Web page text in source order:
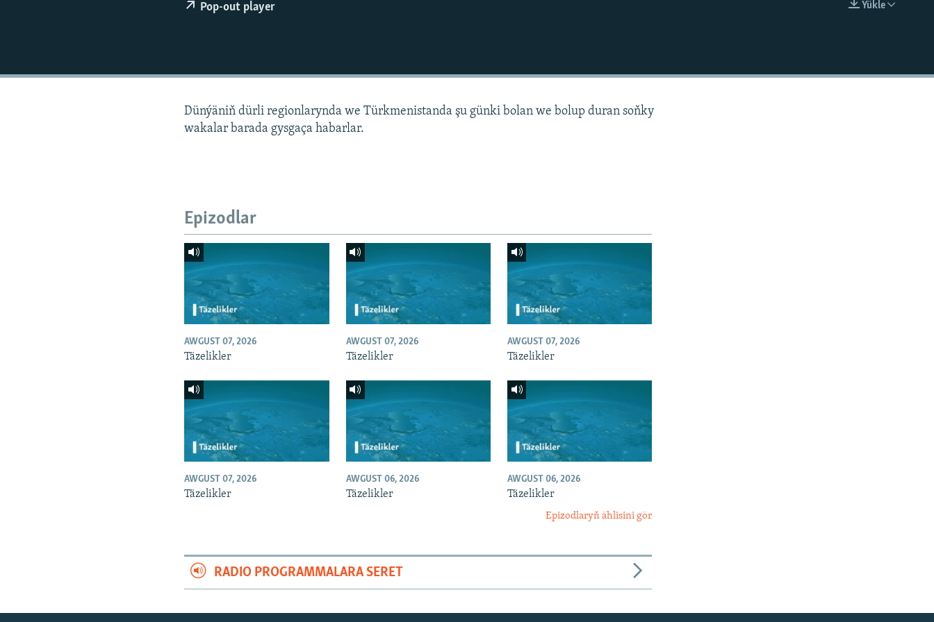
Ýükle
Pop-out player
Dünýäniň dürli regionlarynda we Türkmenistanda şu günki bolan we bolup duran soňky
wakalar barada gysgaça habarlar.
Epizodlar
AWGUST 07, 2026
Täzelikler
AWGUST 07, 2026
Täzelikler
AWGUST 07, 2026
Täzelikler
AWGUST 07, 2026
Täzelikler
AWGUST 06, 2026
Täzelikler
AWGUST 06, 2026
Täzelikler
Epizodlaryň ählisini gör
RADIO PROGRAMMALARA SERET